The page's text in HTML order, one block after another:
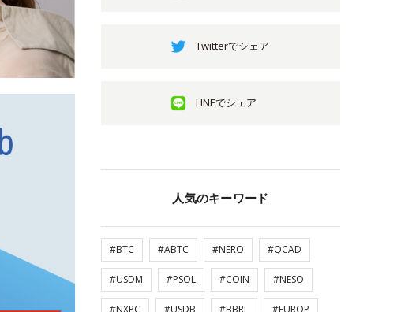
Twitterでシェア
LINEでシェア
人気のキーワード
#BTC #ABTC #NERO #QCAD
#USDM #PSOL #COIN #NESO
#NXPC #USDB #BBRL #EUROP